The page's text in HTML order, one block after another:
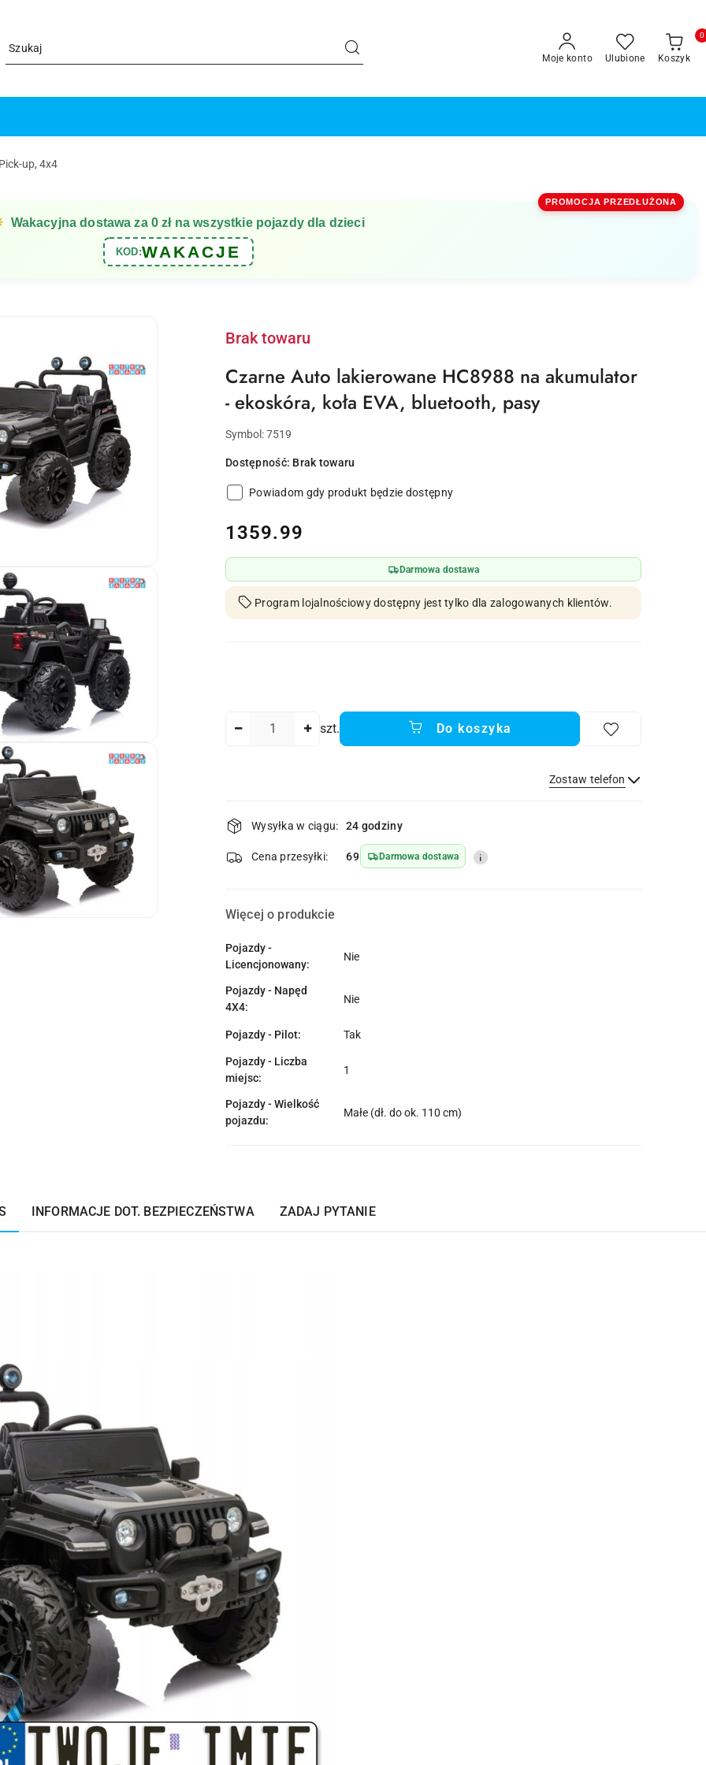
Moje konto Ulubione Koszyk
0
up, 4x4
PROMOCJA PRZEDŁUŻONA
Wakacyjna dostawa za 0 zł na wszystkie pojazdy dla dzieci
KOD:WAKACJE
Brak towaru
Czarne Auto lakierowane HC8988 na akumulator
- ekoskóra, koła EVA, bluetooth, pasy
Symbol:7519
Dostępność: Brak towaru
Powiadom gdy produkt będzie dostępny
cena:
1359.99
Darmowa dostawa
Program lojalnościowy dostępny jest tylko dla zalogowanych klientów.
szt. Do koszyka
Zostaw telefon
Dostępność
i
dostawa
Wysyłka w ciągu: 24 godziny
Cena przesyłki: 69 Darmowa dostawa
Więcej o produkcie
Pojazdy -
Licencjonowany:
Nie
Pojazdy - Napęd
4X4:
Nie
Pojazdy - Pilot: Tak
Pojazdy - Liczba
miejsc:
1
Pojazdy - Wielkość
pojazdu:
Małe (dł. do ok. 110 cm)
INFORMACJE DOT. BEZPIECZEŃSTWA ZADAJ PYTANIE